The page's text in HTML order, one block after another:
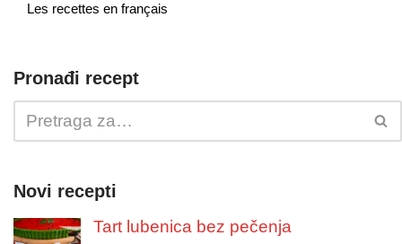
Les recettes en français
Pronađi recept
Novi recepti
Tart lubenica bez pečenja